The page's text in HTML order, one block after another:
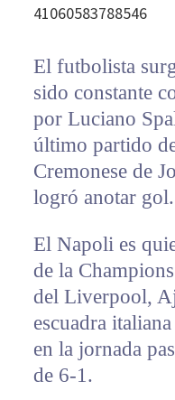
41060583788546
El futbolista
sido constante
por Luciano
último partido
Cremonese de
logró anotar gol.
El Napoli es
de la
del Liverpool,
escuadra
en la jornada
de 6-1.